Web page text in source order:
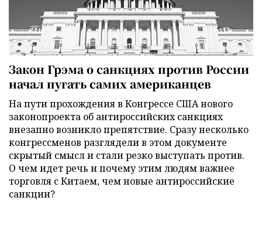
Закон Грэма о санкциях против России
начал пугать самих американцев
На пути прохождения в Конгрессе США нового
законопроекта об антироссийских санкциях
внезапно возникло препятствие. Сразу несколько
конгрессменов разглядели в этом документе
скрытый смысл и стали резко выступать против.
О чем идет речь и почему этим людям важнее
торговля с Китаем, чем новые антироссийские
санкции?